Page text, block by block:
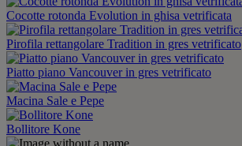
Cocotte rotonda Evolution in ghisa vetrificata
Pirofila rettangolare Tradition in gres vetrificato
Piatto piano Vancouver in gres vetrificato
Macina Sale e Pepe
Bollitore Kone